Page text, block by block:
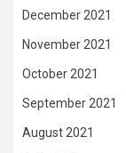
December 2021
November 2021
October 2021
September 2021
August 2021